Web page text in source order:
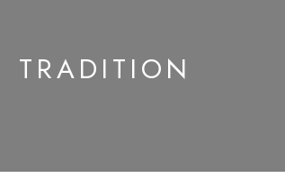
TRADITION